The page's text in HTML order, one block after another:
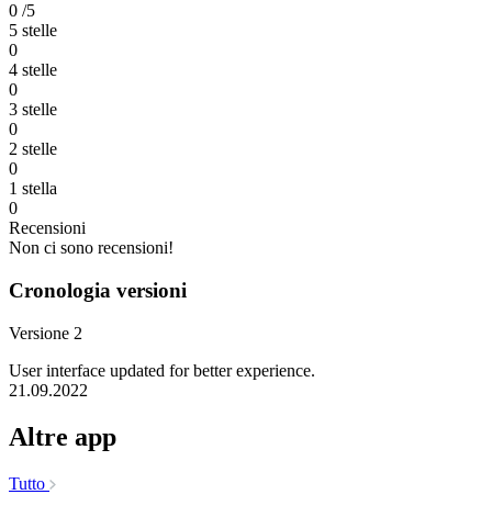
0 /5
5 stelle
0
4 stelle
0
3 stelle
0
2 stelle
0
1 stella
0
Recensioni
Non ci sono recensioni!
Cronologia versioni
Versione 2
User interface updated for better experience.
21.09.2022
Altre app
Tutto